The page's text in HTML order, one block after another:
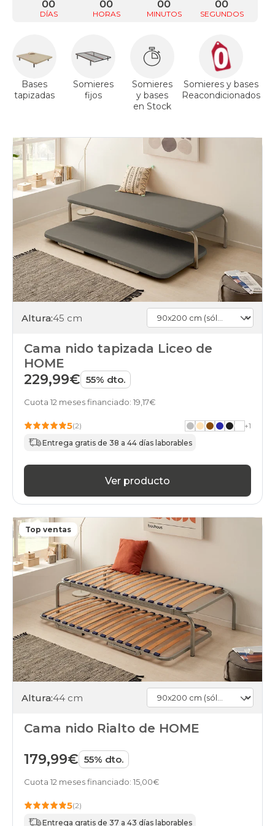
DÍAS
00
HORAS
00
MINUTOS
00
SEGUNDOS
00
Bases
tapizadas
Somieres
fijos
Somieres
y bases
en Stock
Somieres y bases
Reacondicionados
Altura:45 cm
Cama nido tapizada Liceo de
HOME
229,99€ 55% dto.
Cuota 12 meses financiado: 19,17€
5(2) +1
Entrega gratis de 38 a 44 días laborables
Ver producto
Top ventas
Altura:44 cm
Cama nido Rialto de HOME
179,99€ 55% dto.
Cuota 12 meses financiado: 15,00€
5(2)
Entrega gratis de 37 a 43 días laborables